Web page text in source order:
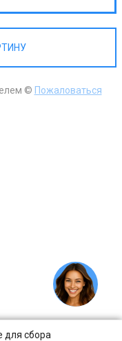
для сбора
© Пожаловаться